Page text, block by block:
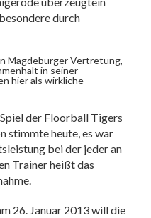
durch
Magdeburger Vertretung,
in seiner
hier als wirkliche
der Floorball Tigers
stimmte heute, es war
bei der jeder an
Trainer heißt das
26. Januar 2013 will die